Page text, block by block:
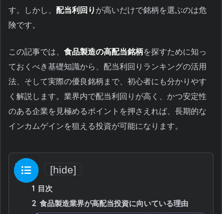
す。しかし、 配当利回り が高いだけで銘柄を選ぶのは危
険です。
この記事では、 食品製造の高配当銘柄を探すために知っ
ておくべき基礎知識から、配当利回りランキングの活用
法、そして実際の優良銘柄まで、初心者にも分かりやす
く解説します。業界内で配当利回りが高く、かつ安定性
のある企業を見極めるポイントを押さえれば、長期的な
インカムゲインを狙える投資が可能になります。
目次 [hide]
1 目次
2 食品製造業界が高配当投資に向いている理由